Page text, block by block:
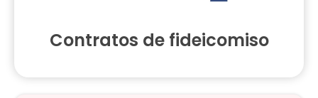
Contratos de fideicomiso